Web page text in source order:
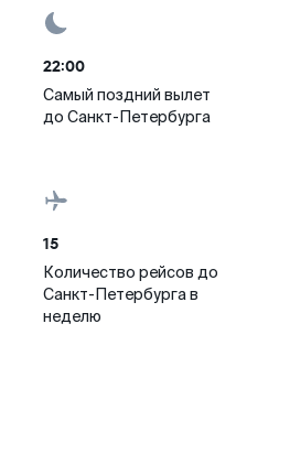
22:00
Самый поздний вылет
до Санкт-Петербурга
15
Количество рейсов до
Санкт-Петербурга в
неделю